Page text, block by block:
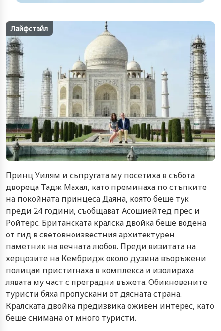
Лайфстайл
Принц Уилям и съпругата му посетиха в събота
двореца Тадж Махал, като преминаха по стъпките
на покойната принцеса Даяна, която беше тук
преди 24 години, съобщават Асошиейтед прес и
Ройтерс. Британската кралска двойка беше водена
от гид в световноизвестния архитектурен
паметник на вечната любов. Преди визитата на
херцозите на Кембридж около дузина въоръжени
полицаи пристигнаха в комплекса и изолираха
лявата му част с преградни въжета. Обикновените
туристи бяха пропускани от дясната страна.
Кралската двойка предизвика оживен интерес, като
беше снимана от много туристи.